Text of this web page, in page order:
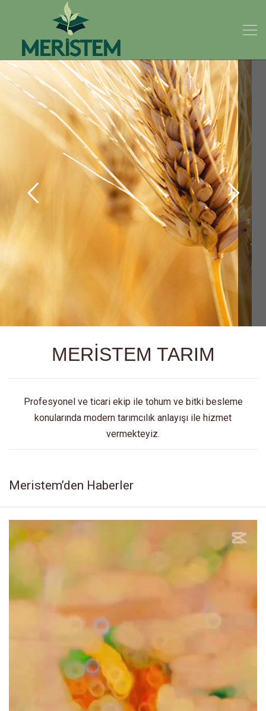
MERİSTEM TARIM
Profesyonel ve ticari ekip ile tohum ve bitki besleme
konularında modern tarımcılık anlayışı ile hizmet
vermekteyiz.
Meristem’den Haberler